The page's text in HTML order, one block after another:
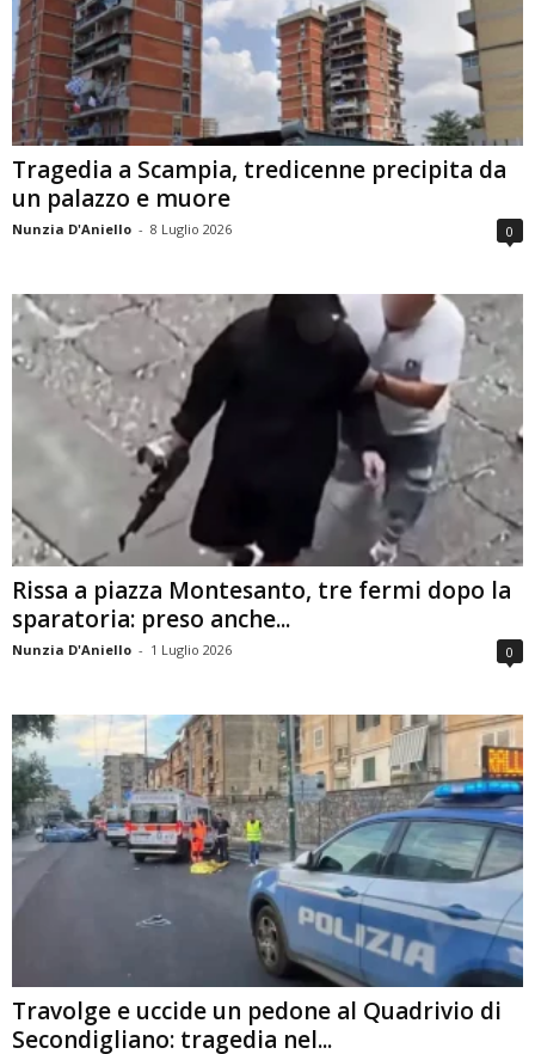
Tragedia a Scampia, tredicenne precipita da
un palazzo e muore
Nunzia D'Aniello - 8 Luglio 2026 0
Rissa a piazza Montesanto, tre fermi dopo la
sparatoria: preso anche...
Nunzia D'Aniello - 1 Luglio 2026 0
Travolge e uccide un pedone al Quadrivio di
Secondigliano: tragedia nel...